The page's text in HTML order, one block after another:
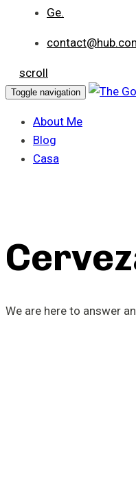
Ge.
scroll
Toggle navigation
About Me
Blog
Casa
We are here to answer